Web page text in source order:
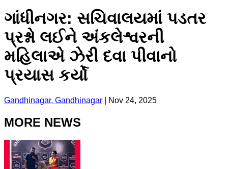
ગાંધીનગર: સચિવાલયમાં પડતર
પ્રશ્નો લઈને અંકલેશ્વરની
મહિલાએ ઝેરી દવા પીવાનો
પ્રયાસ કર્યો
Gandhinagar, Gandhinagar Nov 24, 2025
MORE NEWS